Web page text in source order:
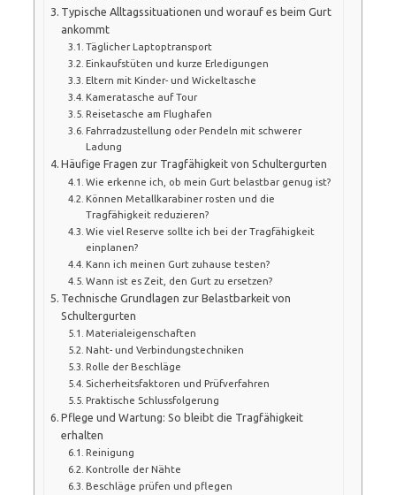
Typische Alltagssituationen und worauf es beim Gurt
ankommt
Täglicher Laptoptransport
Einkaufstüten und kurze Erledigungen
Eltern mit Kinder- und Wickeltasche
Kameratasche auf Tour
Reisetasche am Flughafen
Fahrradzustellung oder Pendeln mit schwerer
Ladung
Häufige Fragen zur Tragfähigkeit von Schultergurten
Wie erkenne ich, ob mein Gurt belastbar genug ist?
Können Metallkarabiner rosten und die
Tragfähigkeit reduzieren?
Wie viel Reserve sollte ich bei der Tragfähigkeit
einplanen?
Kann ich meinen Gurt zuhause testen?
Wann ist es Zeit, den Gurt zu ersetzen?
Technische Grundlagen zur Belastbarkeit von
Schultergurten
Materialeigenschaften
Naht- und Verbindungstechniken
Rolle der Beschläge
Sicherheitsfaktoren und Prüfverfahren
Praktische Schlussfolgerung
Pflege und Wartung: So bleibt die Tragfähigkeit
erhalten
Reinigung
Kontrolle der Nähte
Beschläge prüfen und pflegen